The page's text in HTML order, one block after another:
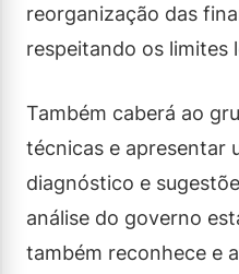
reorganização das
respeitando os limites
Também caberá ao
técnicas e apresentar
diagnóstico e
análise do governo
também reconhece e